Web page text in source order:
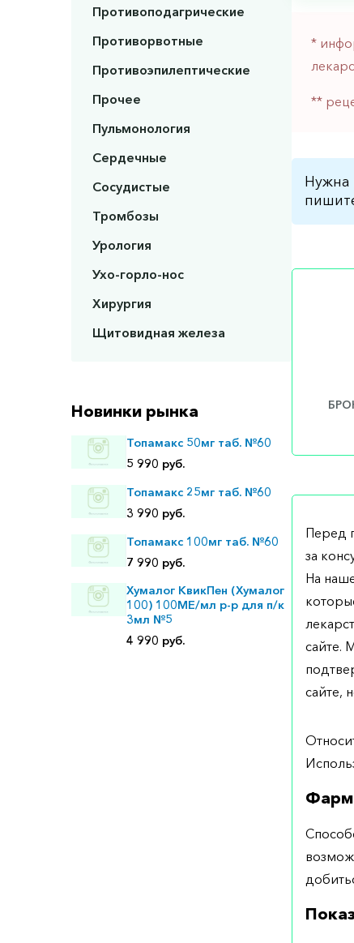
Противоподагрические
Противорвотные
Противоэпилептические
Прочее
Пульмонология
Сердечные
Сосудистые
Тромбозы
Урология
Ухо-горло-нос
Хирургия
Щитовидная железа
Новинки рынка
Топамакс 50мг таб. №60
5 990 руб.
Топамакс 25мг таб. №60
3 990 руб.
Топамакс 100мг таб. №60
7 990 руб.
Хумалог КвикПен (Хумалог
100) 100МЕ/мл р-р для п/к
3мл №5
4 990 руб.
*
**
Нужна
Перед
за
На
сайте.
сайте,